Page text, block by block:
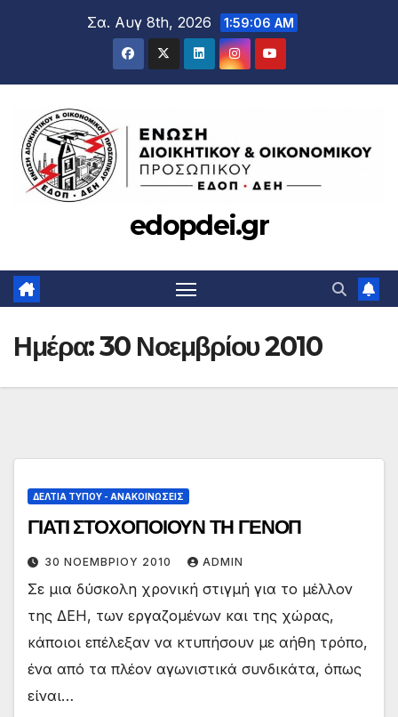
Σα. Αυγ 8th, 2026 1:59:07 AM
edopdei.gr
Ημέρα:30 Νοεμβρίου 2010
ΔΕΛΤΊΑ ΤΎΠΟΥ - ΑΝΑΚΟΙΝΏΣΕΙΣ
ΓΙΑΤΙ ΣΤΟΧΟΠΟΙΟΥΝ ΤΗ ΓΕΝΟΠ
30 ΝΟΕΜΒΡΊΟΥ 2010 ADMIN
Σε μια δύσκολη χρονική στιγμή για το μέλλον
της ΔΕΗ, των εργαζομένων και της χώρας,
κάποιοι επέλεξαν να κτυπήσουν με αήθη τρόπο,
ένα από τα πλέον αγωνιστικά συνδικάτα, όπως
είναι…